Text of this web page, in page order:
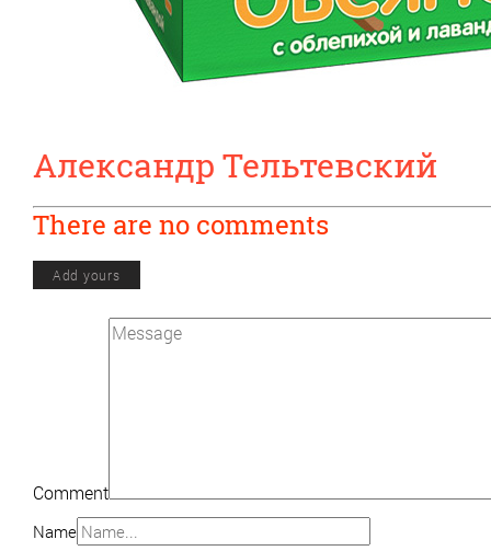
Александр Тельтевский
There are no comments
Add yours
Comment
Name